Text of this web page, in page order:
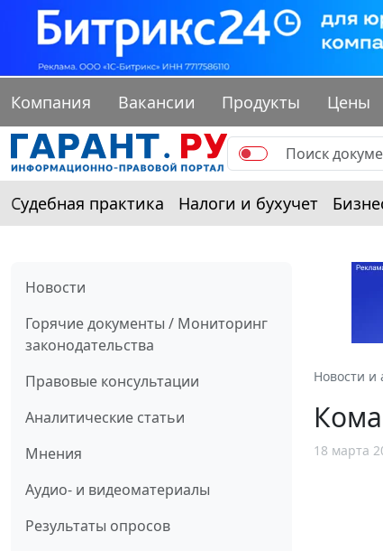
Компания Вакансии Продукты Цены
Судебная практика Налоги и бухучет
Новости
Горячие документы / Мониторинг
законодательства
Правовые консультации
Аналитические статьи
Мнения
Аудио- и видеоматериалы
Результаты опросов
Новости и
18 марта